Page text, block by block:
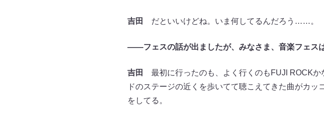
吉田 だといいけどね。いま何してるんだろう……。
――フェスの話が出ましたが、みなさま、音楽フェス
吉田
最初に行ったのも、よく行くのもFUJI ROCKか
ドのステージの近くを歩いてて聴こえてきた曲がカ
をしてる。